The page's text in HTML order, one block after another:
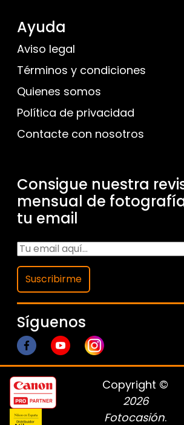
Ayuda
Aviso legal
Términos y condiciones
Quienes somos
Política de privacidad
Contacte con nosotros
Consigue nuestra
mensual de
tu email
Suscribirme
Síguenos
Copyright ©
2026
Fotocasión.